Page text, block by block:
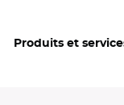
Produits et